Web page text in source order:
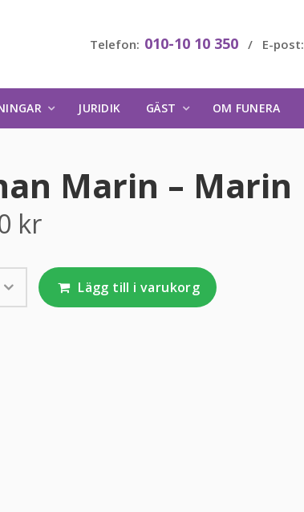
Telefon: 010-10 10 350 / E-post:
JURIDIK GÄST OM FUNERA
Marin – Marin
kr
Lägg till i varukorg